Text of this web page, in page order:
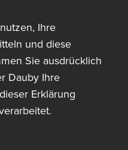
Ihre
und diese
Sie ausdrücklich
Dauby Ihre
Erklärung